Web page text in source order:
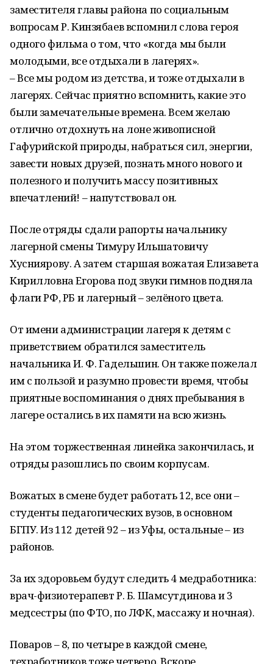
заместителя главы района по социальным
вопросам Р. Кинзябаев вспомнил слова героя
одного фильма о том, что «когда мы были
молодыми, все отдыхали в лагерях».
– Все мы родом из детства, и тоже отдыхали в
лагерях. Сейчас приятно вспомнить, какие это
были замечательные времена. Всем желаю
отлично отдохнуть на лоне живописной
Гафурийской природы, набраться сил, энергии,
завести новых друзей, познать много нового и
полезного и получить массу позитивных
впечатлений! – напутствовал он.
После отряды сдали рапорты начальнику
лагерной смены Тимуру Ильшатовичу
Хусниярову. А затем старшая вожатая Елизавета
Кирилловна Егорова под звуки гимнов подняла
флаги РФ, РБ и лагерный – зелёного цвета.
От имени администрации лагеря к детям с
приветствием обратился заместитель
начальника И. Ф. Гадельшин. Он также пожелал
им с пользой и разумно провести время, чтобы
приятные воспоминания о днях пребывания в
лагере остались в их памяти на всю жизнь.
На этом торжественная линейка закончилась, и
отряды разошлись по своим корпусам.
Вожатых в смене будет работать 12, все они –
студенты педагогических вузов, в основном
БГПУ. Из 112 детей 92 – из Уфы, остальные – из
районов.
За их здоровьем будут следить 4 медработника:
врач-физиотерапевт Р. Б. Шамсутдинова и 3
медсестры (по ФТО, по ЛФК, массажу и ночная).
Поваров – 8, по четыре в каждой смене,